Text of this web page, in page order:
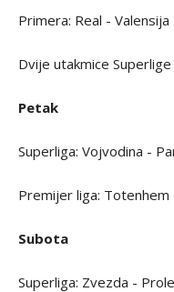
Primera: Real - Valensija
Dvije utakmice
Petak
Superliga: Vojvodina -
Premijer liga:
Subota
Superliga: Zvezda -